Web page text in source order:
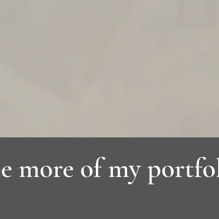
more of my